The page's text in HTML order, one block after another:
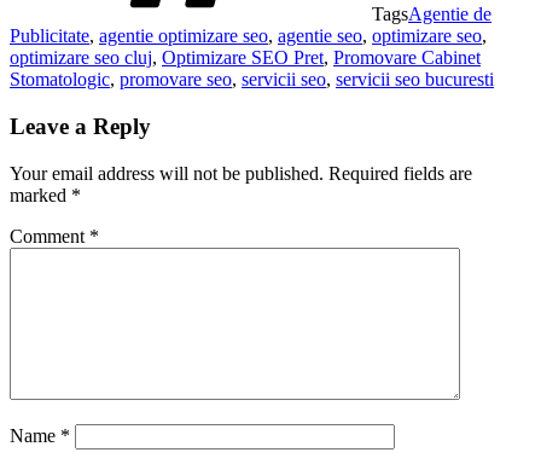
TagsAgentie de
Publicitate, agentie optimizare seo, agentie seo, optimizare seo,
optimizare seo cluj, Optimizare SEO Pret, Promovare Cabinet
Stomatologic, promovare seo, servicii seo, servicii seo bucuresti
Leave a Reply
Your email address will not be published. Required fields are
marked *
Comment *
Name *